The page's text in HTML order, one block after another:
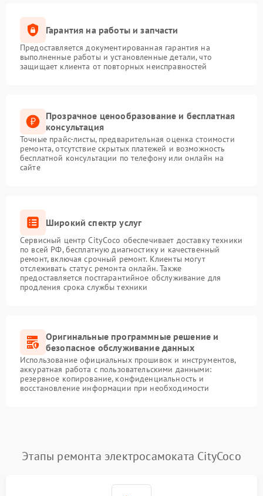
Гарантия на работы и запчасти
Предоставляется документированная гарантия на
выполненные работы и установленные детали, что
защищает клиента от повторных неисправностей
Прозрачное ценообразование и бесплатная
консультация
Точные прайс-листы, предварительная оценка стоимости
ремонта, отсутствие скрытых платежей и возможность
бесплатной консультации по телефону или онлайн на
сайте
Широкий спектр услуг
Сервисный центр CityCoco обеспечивает доставку техники
по всей РФ, бесплатную диагностику и качественный
ремонт, включая срочный ремонт. Клиенты могут
отслеживать статус ремонта онлайн. Также
предоставляется постгарантийное обслуживание для
продления срока службы техники
Оригинальные программные решение и
безопасное обслуживание данных
Использование официальных прошивок и инструментов,
аккуратная работа с пользовательскими данными:
резервное копирование, конфиденциальность и
восстановление информации при необходимости
Этапы ремонта электросамоката CityCoco